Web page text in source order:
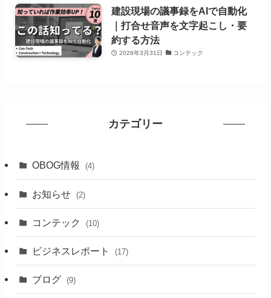
建設現場の議事録をAIで自動化
｜打合せ音声を文字起こし・要
約する方法
2026年3月31日 コンテック
カテゴリー
OBOG情報 (4)
お知らせ (2)
コンテック (10)
ビジネスレポート (17)
ブログ (9)